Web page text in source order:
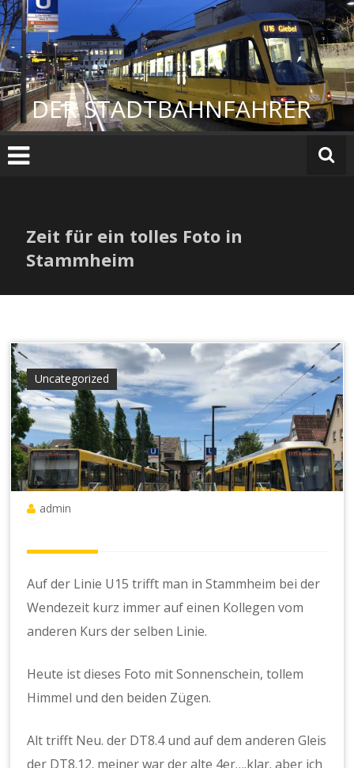
Zum
Inhalt
springen
DER STADTBAHNFAHRER
Zeit für ein tolles Foto in
Stammheim
Uncategorized
admin
Auf der Linie U15 trifft man in Stammheim bei der
Wendezeit kurz immer auf einen Kollegen vom
anderen Kurs der selben Linie.
Heute ist dieses Foto mit Sonnenschein, tollem
Himmel und den beiden Zügen.
Alt trifft Neu. der DT8.4 und auf dem anderen Gleis
der DT8.12. meiner war der alte 4er….klar. aber ich